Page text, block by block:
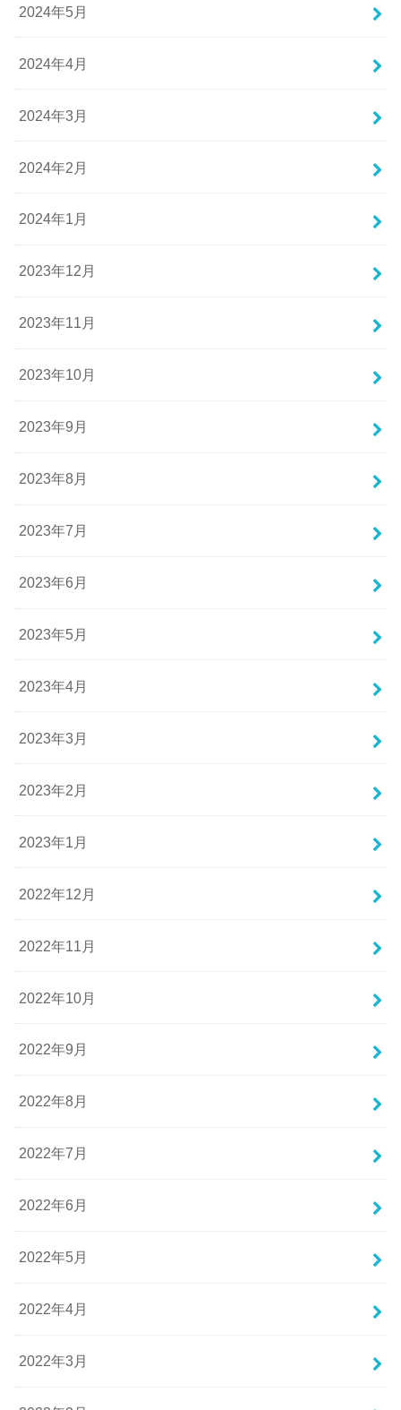
2024年5月
2024年4月
2024年3月
2024年2月
2024年1月
2023年12月
2023年11月
2023年10月
2023年9月
2023年8月
2023年7月
2023年6月
2023年5月
2023年4月
2023年3月
2023年2月
2023年1月
2022年12月
2022年11月
2022年10月
2022年9月
2022年8月
2022年7月
2022年6月
2022年5月
2022年4月
2022年3月